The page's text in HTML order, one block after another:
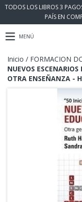
TODOS LOS LIBROS 3
PAÍS EN
MENÚ
Inicio / FORMACION
NUEVOS
OTRA ENSEÑANZA -